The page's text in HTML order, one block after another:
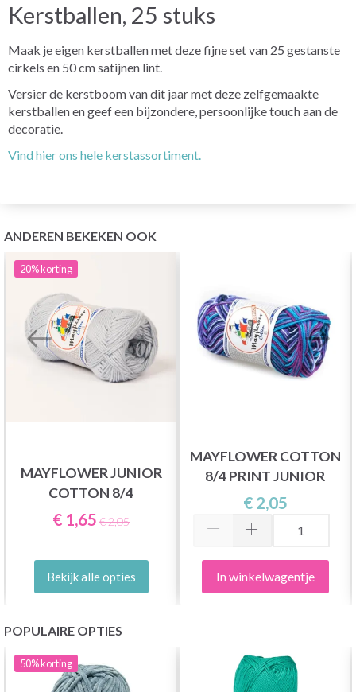
Kerstballen, 25 stuks
Maak je eigen kerstballen met deze fijne set van 25 gestanste
cirkels en 50 cm satijnen lint.
Versier de kerstboom van dit jaar met deze zelfgemaakte
kerstballen en geef een bijzondere, persoonlijke touch aan de
decoratie.
Vind hier ons hele kerstassortiment.
ANDEREN BEKEKEN OOK
20%korting
MAYFLOWER JUNIOR
COTTON 8/4
€ 1,65 € 2,05
Bekijk alle opties
MAYFLOWER COTTON
8/4 PRINT JUNIOR
€ 2,05
In winkelwagentje
POPULAIRE OPTIES
50%korting